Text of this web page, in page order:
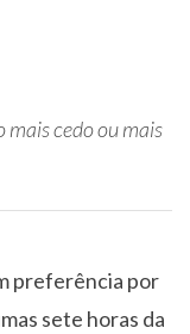
mais cedo ou mais
preferência por
sete horas da